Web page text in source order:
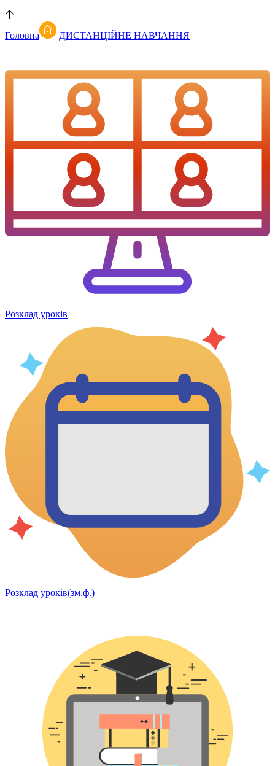
Головна ДИСТАНЦІЙНЕ НАВЧАННЯ
Розклад уроків
Розклад уроків(зм.ф.)